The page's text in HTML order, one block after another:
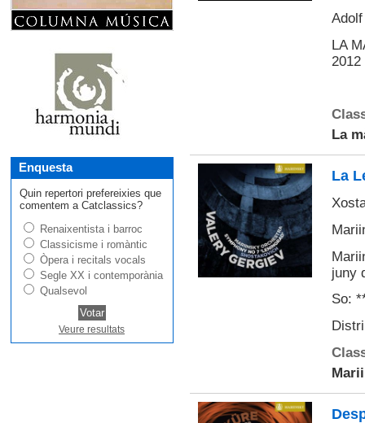
Enquesta
Quin repertori prefereixies que
comentem a Catclassics?
Renaixentista i barroc
Classicisme i romàntic
Òpera i recitals vocals
Segle XX i contemporània
Qualsevol
Veure resultats
LA
2012
La
La
juny
So: